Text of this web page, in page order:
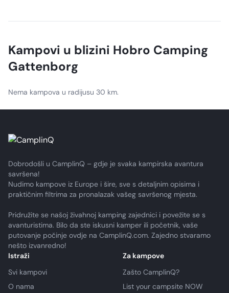
is a free dog forest available for use.
Kampovi u blizini Hobro Camping
Gattenborg
Nema kampova u radijusu 30 km.
Dobrodošli u CamplinQ – gdje je svaka kampirska avantura
savršena!
Nudimo kampove iz Europe i šire, sve s detaljnim opisima i
praktičnim filtrima za pronalazak vašeg savršenog mjesta.
Pridružite se našoj živahnoj kamping zajednici i povežite se s
avanturistima. Bilo da ste iskusni kamper ili početnik, vaše
putovanje počinje ovdje na CamplinQ.com. Zajedno stvaramo
nešto izvanredno!
Istraži
Svi kampovi
O nama
Za kampove
Zašto CamplinQ?
List your campsite NOW